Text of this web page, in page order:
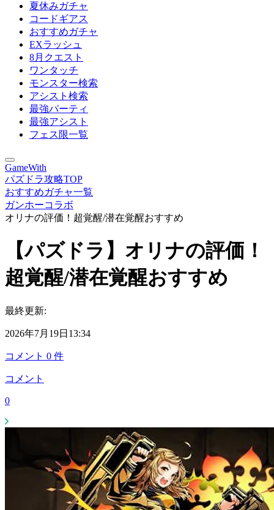
夏休みガチャ
コードギアス
おすすめガチャ
EXラッシュ
8月クエスト
ワンタッチ
モンスター検索
アシスト検索
最強パーティ
最強アシスト
フェス限一覧
GameWith
パズドラ攻略TOP
おすすめガチャ一覧
ガンホーコラボ
オリナの評価！超覚醒/潜在覚醒おすすめ
【パズドラ】オリナの評価！
超覚醒/潜在覚醒おすすめ
最終更新:
2026年7月19日13:34
コメント 0 件
コメント
0